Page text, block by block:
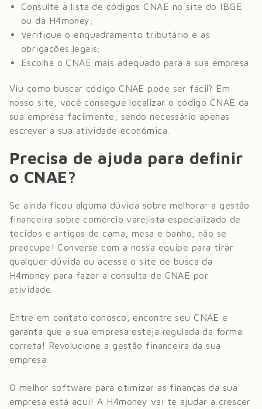
Consulte a lista de códigos CNAE no site do IBGE
ou da H4money;
Verifique o enquadramento tributário e as
obrigações legais;
Escolha o CNAE mais adequado para a sua empresa.
Viu como buscar código CNAE pode ser fácil? Em
nosso site, você consegue localizar o código CNAE da
sua empresa facilmente, sendo necessário apenas
escrever a sua atividade econômica.
Precisa de ajuda para definir
o CNAE?
Se ainda ficou alguma dúvida sobre melhorar a gestão
financeira sobre comércio varejista especializado de
tecidos e artigos de cama, mesa e banho , não se
preocupe! Converse com a nossa equipe para tirar
qualquer dúvida ou acesse o site de busca da
H4money para fazer a consulta de CNAE por
atividade.
Entre em contato conosco, encontre seu CNAE e
garanta que a sua empresa esteja regulada da forma
correta! Revolucione a gestão financeira da sua
empresa.
O melhor software para otimizar as finanças da sua
empresa está aqui! A H4money vai te ajudar a crescer